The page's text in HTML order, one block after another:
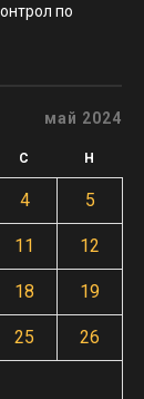
по
май 2024
С Н
4 5
11 12
18 19
25 26